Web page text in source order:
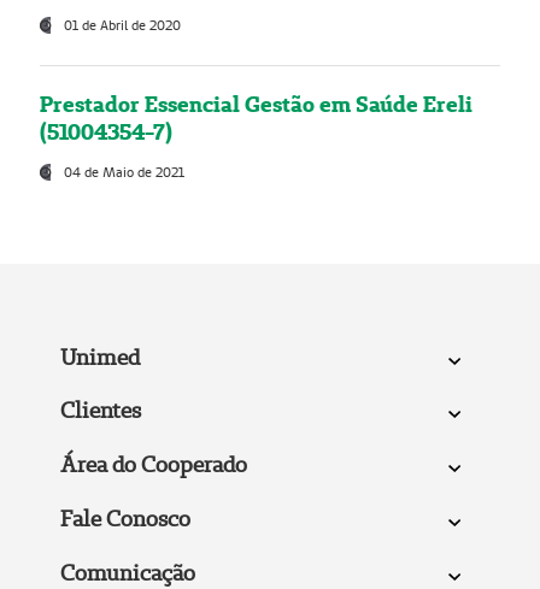
01 de Abril de 2020
Prestador Essencial Gestão em Saúde Ereli
(51004354-7)
04 de Maio de 2021
Unimed
Clientes
Área do Cooperado
Fale Conosco
Comunicação